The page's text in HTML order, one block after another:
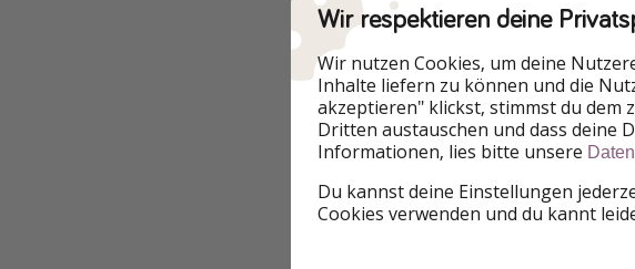
Daher heißt's hier nicht lange
verfügbar.
Zielort
Wir respektieren deine
Wir nutzen Cookies, um deine
Inhalte liefern zu können und die
akzeptieren" klickst, stimmst du dem
Dritten austauschen und dass deine
Informationen, lies bitte unsere
Du kannst deine Einstellungen
Cookies verwenden und du kannt